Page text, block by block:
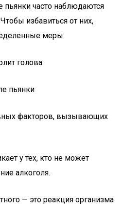
часто наблюдаются
избавиться от них,
меры.
пьянки
факторов, вызывающих
у тех, кто не может
алкоголя.
— это реакция организма